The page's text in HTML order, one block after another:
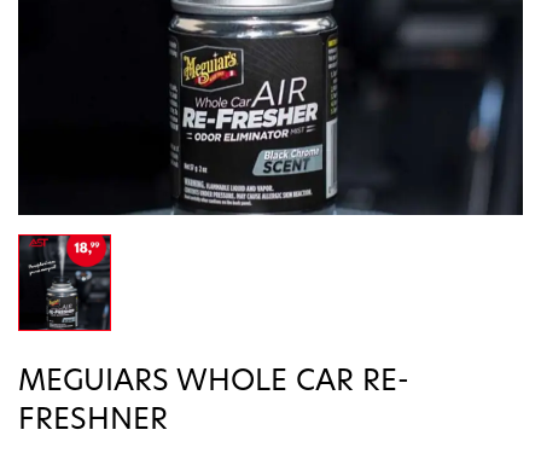
MEGUIARS WHOLE CAR RE-
FRESHNER